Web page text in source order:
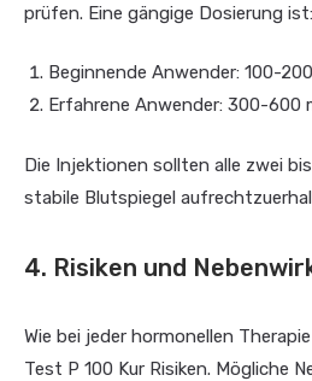
prüfen. Eine gängige Dosierung ist:
Beginnende Anwender: 100-
Erfahrene Anwender: 300-600
Die Injektionen sollten alle zwei
stabile Blutspiegel
4. Risiken und
Wie bei jeder hormonellen
Test P 100 Kur Risiken. Mögliche